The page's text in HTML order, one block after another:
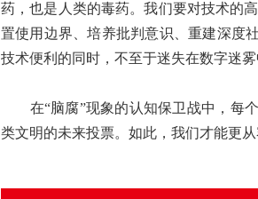
药，也是人类的毒药。我们要对技术的
置使用边界、培养批判意识、重建深度
技术便利的同时，不至于迷失在数字迷
在“脑腐”现象的认知保卫战中，每个
类文明的未来投票。如此，我们才能更